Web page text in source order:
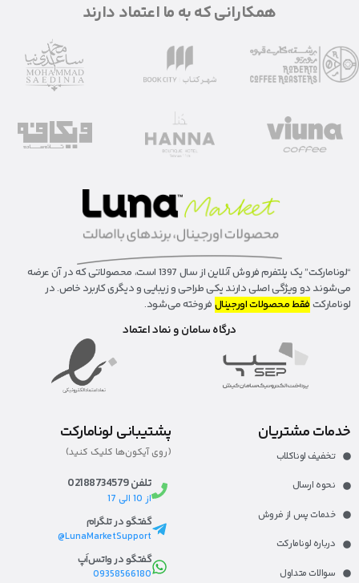
همکارانی که به ما اعتماد دارند
“لونا‌مارکت” یک پلتفرم فروش آنلاین از سال 1397 است، محصولاتی که در آن عرضه
می‌شوند دو ویژگی اصلی دارند یکی طراحی و زیبایی و دیگری کاربرد خاص. در
لونامارکت فقط محصولات اورجینال فروخته می‌شود.
درگاه سامان و نماد اعتماد
خدمات مشتریان
تخفیف لوناکلاب
نحوه ارسال
خدمات پس از فروش
درباره لونامارکت​
سوالات متداول
پشتیبانی لونامارکت
(روی آیکون‌ها کلیک کنید)
تلفن 02188734579
از 10 الی 17
گفتگو در تلگرام
LunaMarketSupport@
گفتگو در واتس‌اَپ
09358566180